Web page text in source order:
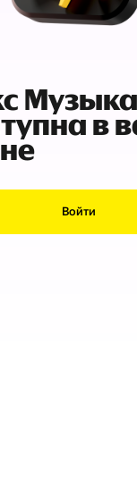
Музыка
в
Войти